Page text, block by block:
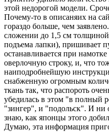
этой недорогой модели.
Почему-то в описаняих на
гораздо больше, чем
сложении до 1,5 см
подъема лапки), пришивает
останавливается при
оверлочную строку, и, что
наиподробнейшую
снабженную огромным
ткань так, что распороть
убедилась в этом "в полный
"зингер", и "подольск". И
знаю, как японцы этого
Думаю, эта информация